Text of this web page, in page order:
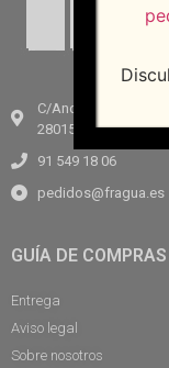
C/Andrés Mellado, 64
28015, Madrid
91 549 18 06
pedidos@fragua.es
GUÍA DE COMPRAS
Entrega
Aviso legal
Sobre nosotros